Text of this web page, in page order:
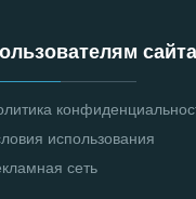
сайта
использования
сеть